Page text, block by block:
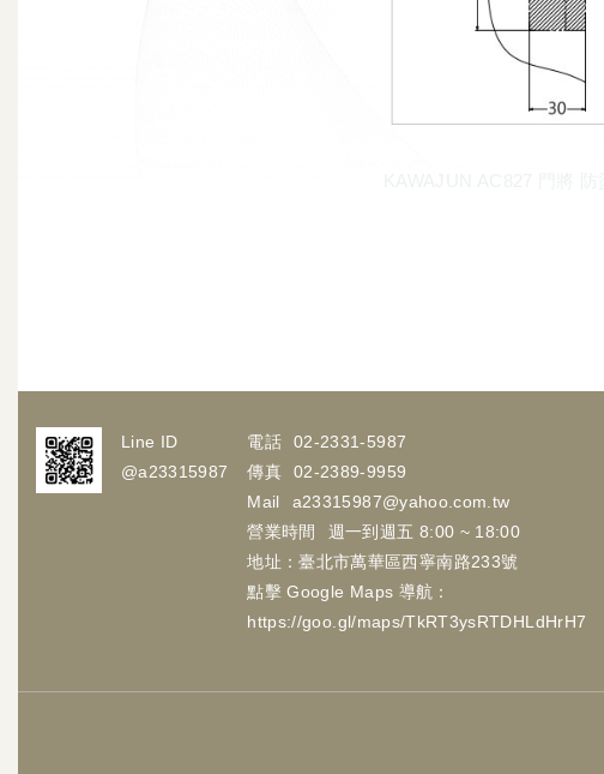
Line ID
@a23315987
電話
02-2331-5987
傳真
02-2389-9959
Mail
a23315987@yahoo.com.tw
營業時間
週一到週五 8:00 ~ 18:00
地址：臺北市萬華區西寧南路233號
點擊 Google Maps 導航：
https://goo.gl/maps/TkRT3ysRTDHLdHrH7